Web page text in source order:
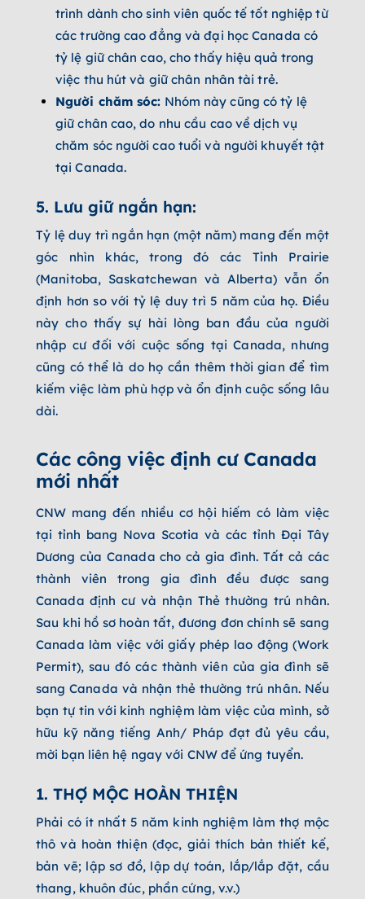
trình dành cho sinh viên quốc tế tốt nghiệp từ
các trường cao đẳng và đại học Canada có
tỷ lệ giữ chân cao, cho thấy hiệu quả trong
việc thu hút và giữ chân nhân tài trẻ.
Người chăm sóc: Nhóm này cũng có tỷ lệ
giữ chân cao, do nhu cầu cao về dịch vụ
chăm sóc người cao tuổi và người khuyết tật
tại Canada.
5. Lưu giữ ngắn hạn:
Tỷ lệ duy trì ngắn hạn (một năm) mang đến một
góc nhìn khác, trong đó các Tỉnh Prairie
(Manitoba, Saskatchewan và Alberta) vẫn ổn
định hơn so với tỷ lệ duy trì 5 năm của họ. Điều
này cho thấy sự hài lòng ban đầu của người
nhập cư đối với cuộc sống tại Canada, nhưng
cũng có thể là do họ cần thêm thời gian để tìm
kiếm việc làm phù hợp và ổn định cuộc sống lâu
dài.
Các công việc định cư Canada
mới nhất
CNW mang đến nhiều cơ hội hiếm có làm việc
tại tỉnh bang Nova Scotia và các tỉnh Đại Tây
Dương của Canada cho cả gia đình. Tất cả các
thành viên trong gia đình đều được sang
Canada định cư và nhận Thẻ thường trú nhân.
Sau khi hồ sơ hoàn tất, đương đơn chính sẽ sang
Canada làm việc với giấy phép lao động (Work
Permit), sau đó các thành viên của gia đình sẽ
sang Canada và nhận thẻ thường trú nhân. Nếu
bạn tự tin với kinh nghiệm làm việc của mình, sở
hữu kỹ năng tiếng Anh/ Pháp đạt đủ yêu cầu,
mời bạn liên hệ ngay với CNW để ứng tuyển.
1. THỢ MỘC HOÀN THIỆN
Phải có ít nhất 5 năm kinh nghiệm làm thợ mộc
thô và hoàn thiện (đọc, giải thích bản thiết kế,
bản vẽ; lập sơ đồ, lập dự toán, lắp/lắp đặt, cầu
thang, khuôn đúc, phần cứng, v.v.)